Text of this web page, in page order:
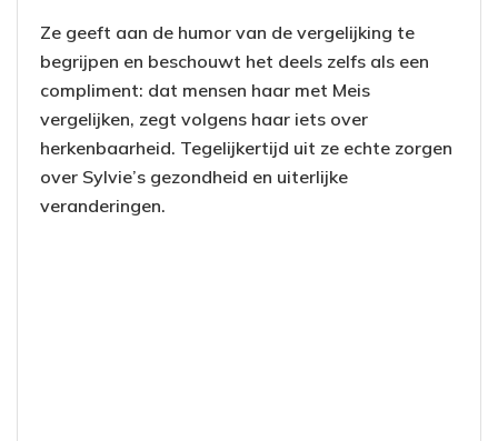
Ze geeft aan de humor van de vergelijking te
begrijpen en beschouwt het deels zelfs als een
compliment: dat mensen haar met Meis
vergelijken, zegt volgens haar iets over
herkenbaarheid. Tegelijkertijd uit ze echte zorgen
over Sylvie’s gezondheid en uiterlijke
veranderingen.